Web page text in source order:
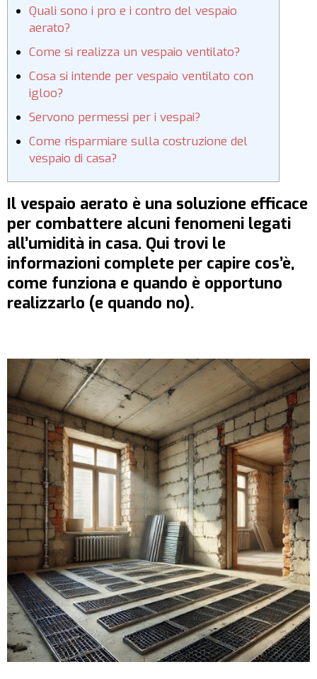
Quali sono i pro e i contro del vespaio
aerato?
Come si realizza un vespaio ventilato?
Cosa si intende per vespaio ventilato con
igloo?
Servono permessi per i vespai?
Come risparmiare sulla costruzione del
vespaio di casa?
Il vespaio aerato è una soluzione efficace
per combattere alcuni fenomeni legati
all’umidità in casa. Qui trovi le
informazioni complete per capire cos’è,
come funziona e quando è opportuno
realizzarlo (e quando no).